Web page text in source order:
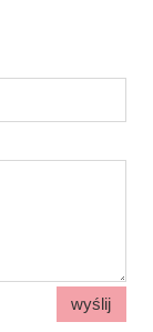
wyślij